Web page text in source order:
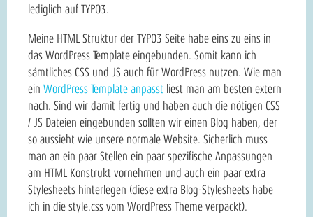
lediglich auf TYPO3.
Meine HTML Struktur der TYPO3 Seite habe eins zu eins in
das WordPress Template eingebunden. Somit kann ich
sämtliches CSS und JS auch für WordPress nutzen. Wie man
ein WordPress Template anpasst liest man am besten extern
nach. Sind wir damit fertig und haben auch die nötigen CSS
/ JS Dateien eingebunden sollten wir einen Blog haben, der
so aussieht wie unsere normale Website. Sicherlich muss
man an ein paar Stellen ein paar spezifische Anpassungen
am HTML Konstrukt vornehmen und auch ein paar extra
Stylesheets hinterlegen (diese extra Blog-Stylesheets habe
ich in die style.css vom WordPress Theme verpackt).